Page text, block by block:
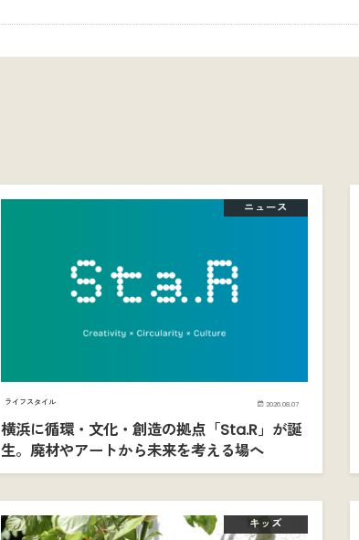
ニュース
ライフスタイル 2026.08.07
横浜に循環・文化・創造の拠点「Sta.R」が誕
生。廃材やアートから未来を考える場へ
キッズ